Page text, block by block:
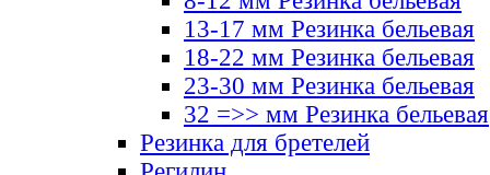
13-17 мм Резинка бельевая
18-22 мм Резинка бельевая
23-30 мм Резинка бельевая
32 =>> мм Резинка бельевая
Резинка для бретелей